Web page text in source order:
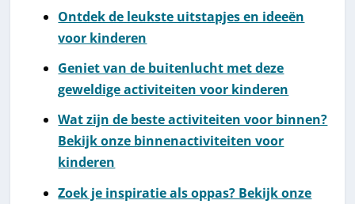
Ontdek de leukste uitstapjes en ideeën
voor kinderen
Geniet van de buitenlucht met deze
geweldige activiteiten voor kinderen
Wat zijn de beste activiteiten voor binnen?
Bekijk onze binnenactiviteiten voor
kinderen
Zoek je inspiratie als oppas? Bekijk onze